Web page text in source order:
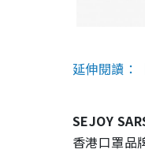
延伸閱讀：
SEJOY
香港口罩品